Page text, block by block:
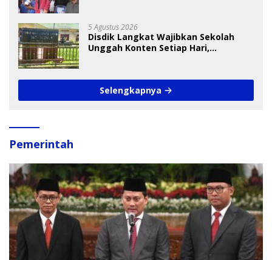
5 Agustus 2026
Disdik Langkat Wajibkan Sekolah
Unggah Konten Setiap Hari,
Selengkapnya
Pemerintah